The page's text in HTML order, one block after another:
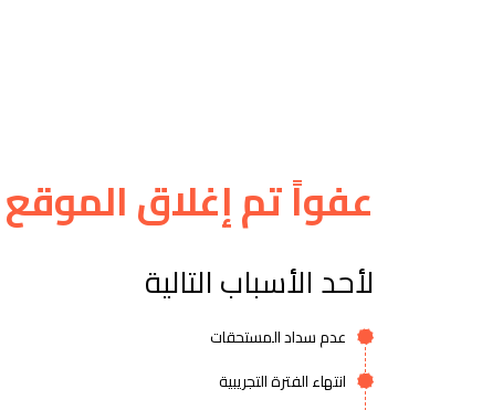
عفواً تم إغلاق الموقع
لأحد الأسباب التالية
عدم سداد المستحقات
انتهاء الفترة التجريبية